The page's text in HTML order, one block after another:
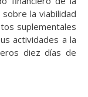
la viabilidad
suplementales
actividades a la
diez días de